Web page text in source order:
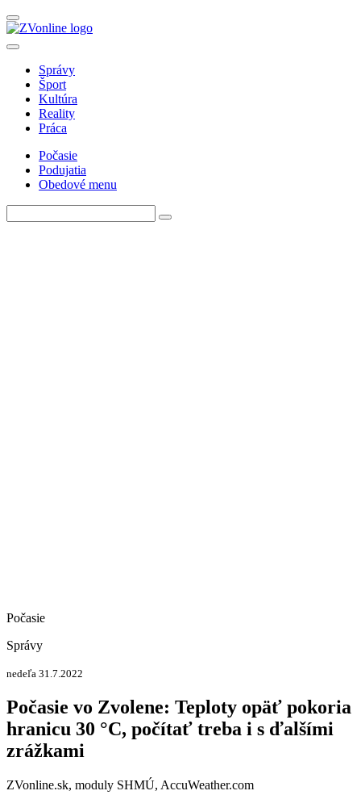
Správy
Šport
Kultúra
Reality
Práca
Počasie
Podujatia
Obedové menu
Počasie
Správy
nedeľa 31.7.2022
Počasie vo Zvolene: Teploty opäť pokoria
hranicu 30 °C, počítať treba i s ďalšími
zrážkami
ZVonline.sk, moduly SHMÚ, AccuWeather.com